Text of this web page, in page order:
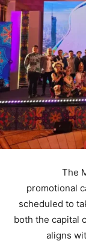
The
promotional
scheduled to
both the capital
aligns